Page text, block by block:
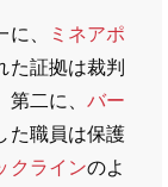
、
ミネアポ
た証拠は裁判
第二に、バー
た職員は保護
クラインのよ